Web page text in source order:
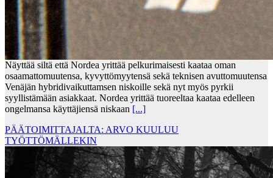
Näyttää siltä että Nordea yrittää pelkurimaisesti kaataa oman
osaamattomuutensa, kyvyttömyytensä sekä teknisen avuttomuutensa
Venäjän hybridivaikuttamsen niskoille sekä nyt myös pyrkii
syyllistämään asiakkaat. Nordea yrittää tuoreeltaa kaataa edelleen
ongelmansa käyttäjiensä niskaan [...]
PÄÄTOIMITTAJALTA: ARVO KUULUU
TYÖTTÖMÄLLEKIN